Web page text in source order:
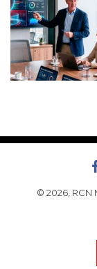
© 2026, RCN